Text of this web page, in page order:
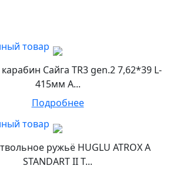
товар
Сайга TR3 gen.2 7,62*39 L-
415мм А...
Подробнее
товар
ружьё HUGLU ATROX A
STANDART II T...